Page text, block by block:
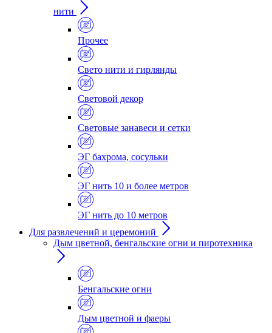
нити
Прочее
Свето нити и гирлянды
Световой декор
Световые занавеси и сетки
ЭГ бахрома, сосульки
ЭГ нить 10 и более метров
ЭГ нить до 10 метров
Для развлечений и церемоний
Дым цветной, бенгальские огни и пиротехника
Бенгальские огни
Дым цветной и фаеры